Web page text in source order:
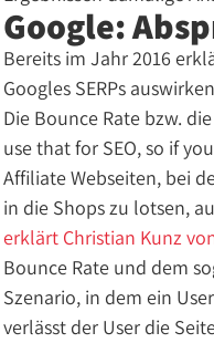
Google:
Bereits im Jahr 2016
Googles SERPs
Die Bounce Rate bzw.
use that for SEO, so if
Affiliate Webseiten, bei
in die Shops zu lotsen,
erklärt Christian Kunz
Bounce Rate und dem
Szenario, in dem ein
verlässt der User die